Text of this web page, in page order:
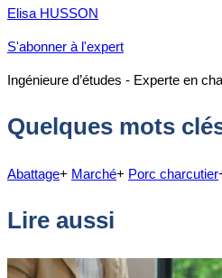
Elisa HUSSON
S'abonner à l'expert
Ingénieure d’études - Experte en
Quelques mots
Abattage+ Marché+ Porc charcutier
Lire aussi